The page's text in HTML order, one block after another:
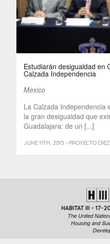
Estudiarán desigualdad en
Calzada Independencia
Mexico
La Calzada Independencia
la gran desigualdad que
Guadalajara: de un [...]
JUNE 11TH, 2015 - PROYECTO DIEZ
HABITAT III - 17-
The United
Housing and